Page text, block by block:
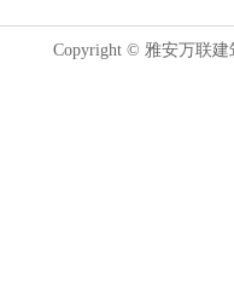
Copyright © 雅安万联